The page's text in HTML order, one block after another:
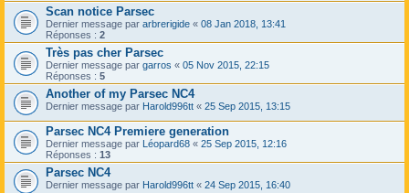
Scan notice Parsec
Dernier message par arbrerigide « 08 Jan 2018, 13:41
Réponses : 2
Très pas cher Parsec
Dernier message par garros « 05 Nov 2015, 22:15
Réponses : 5
Another of my Parsec NC4
Dernier message par Harold996tt « 25 Sep 2015, 13:15
Parsec NC4 Premiere generation
Dernier message par Léopard68 « 25 Sep 2015, 12:16
Réponses : 13
Parsec NC4
Dernier message par Harold996tt « 24 Sep 2015, 16:40